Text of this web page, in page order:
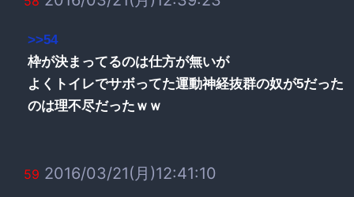
>>54
枠が決まってるのは仕方が無いが
よくトイレでサボってた運動神経抜群の奴が5だった
のは理不尽だったｗｗ
59 2016/03/21(月)12:41:10